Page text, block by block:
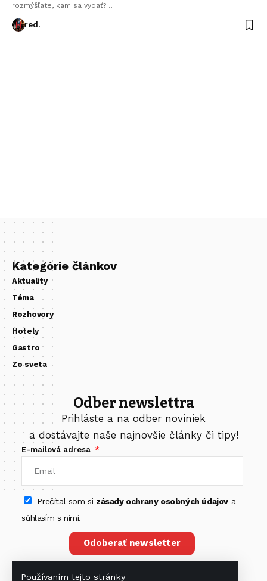
Používaním tejto stránky
rozmýšľate, kam sa vydať?…
red.
Kategórie článkov
Aktuality
Téma
Rozhovory
Hotely
Gastro
Zo sveta
Odber newslettra
Prihláste a na odber noviniek
a dostávajte naše najnovšie články či tipy!
E-mailová adresa
Prečítal som si zásady ochrany osobných údajova
súhlasím s nimi.
Odoberať newsletter